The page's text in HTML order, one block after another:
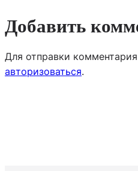
Добавить
Для отправки
авторизоваться.